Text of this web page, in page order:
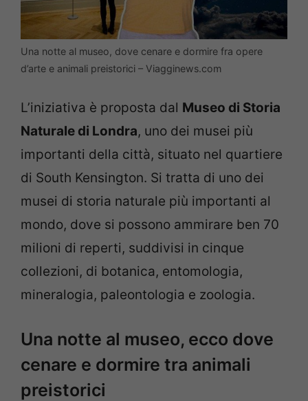
Una notte al museo, dove cenare e dormire fra opere
d’arte e animali preistorici – Viagginews.com
L’iniziativa è proposta dal Museo di Storia
Naturale di Londra, uno dei musei più
importanti della città, situato nel quartiere
di South Kensington. Si tratta di uno dei
musei di storia naturale più importanti al
mondo, dove si possono ammirare ben 70
milioni di reperti, suddivisi in cinque
collezioni, di botanica, entomologia,
mineralogia, paleontologia e zoologia.
Una notte al museo, ecco dove
cenare e dormire tra animali
preistorici